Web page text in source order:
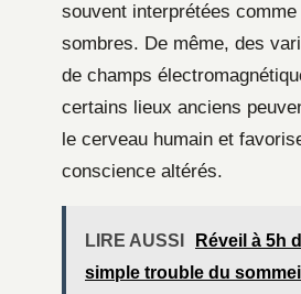
souvent interprétées
sombres. De même, des
de champs
certains lieux anciens
le cerveau humain et
conscience altérés.
LIRE AUSSI
Réveil à 5h
simple trouble du